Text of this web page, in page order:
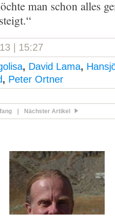
man schon alles
| 15:27
, David Lama,
, Peter Ortner
Nächster Artikel